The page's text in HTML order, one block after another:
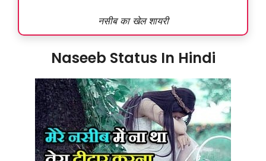
नसीब का खेल शायरी
Naseeb Status In Hindi